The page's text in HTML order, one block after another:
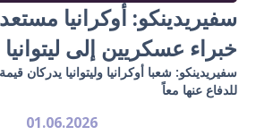
سفيريدينكو: أوكرانيا
خبراء عسكريين إلى ليتوانيا
سفيريدينكو: شعبا أوكرانيا وليتوانيا يدركان
للدفاع عنها معاً
01.06.2026